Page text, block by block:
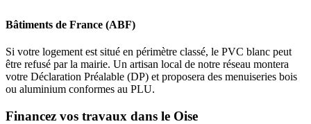
Bâtiments de France (ABF)
Si votre logement est situé en périmètre classé, le PVC blanc peut
être refusé par la mairie. Un artisan local de notre réseau montera
votre Déclaration Préalable (DP) et proposera des menuiseries bois
ou aluminium conformes au PLU.
Financez vos travaux dans le Oise